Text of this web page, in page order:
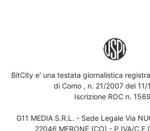
BitCity e' una testata giornalistica
di Como , n. 21/2007 del
Iscrizione ROC n.
G11 MEDIA S.R.L. - Sede Legale Via
22046 MERONE (CO) - P.IVA/